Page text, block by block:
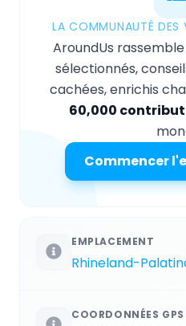
LA COMMUNAUTÉ DES
AroundUs
sélectionnés,
cachées, enrichis
60,000
Commencer
EMPLACEMENT
Rhineland-
COORDONNÉES GPS